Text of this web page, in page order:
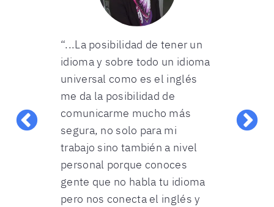
empresa
“...La posibilidad de tener un
idioma y sobre todo un idioma
universal como es el inglés
me da la posibilidad de
comunicarme mucho más
segura, no solo para mi
trabajo sino también a nivel
personal porque conoces
gente que no habla tu idioma
pero nos conecta el inglés y
este
donde